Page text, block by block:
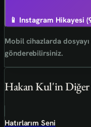
📱 Instagram Hikayesi
Mobil cihazlarda
gönderebilirsiniz.
Hakan Kul'in
Hatırlarım Seni